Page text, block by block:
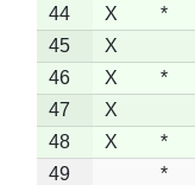
44
X *
45
X
46
X *
47
X
48
X *
49
*